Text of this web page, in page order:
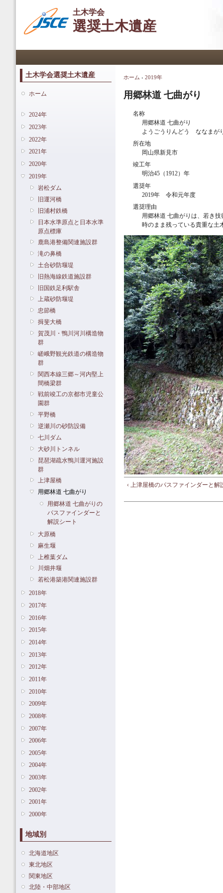
土木学会
選奨土木遺産
土木学会選奨土木遺産
ホーム
2024年
2023年
2022年
2021年
2020年
2019年
岩松ダム
旧運河橋
旧浦村鉄橋
日本水準原点と日本水準
原点標庫
鹿島港整備関連施設群
滝の鼻橋
土合砂防堰堤
旧熱海線鉄道施設群
旧国鉄足利駅舎
上蔵砂防堰堤
忠節橋
揖斐大橋
賀茂川・鴨川河川構造物
群
嵯峨野観光鉄道の構造物
群
関西本線三郷～河内堅上
間橋梁群
戦前竣工の京都市児童公
園群
平野橋
逆瀬川の砂防設備
七川ダム
大砂川トンネル
琵琶湖疏水鴨川運河施設
群
上津屋橋
用郷林道 七曲がり
用郷林道 七曲がりの
パスファインダーと
解説シート
大原橋
麻生堰
上椎葉ダム
川畑井堰
若松港築港関連施設群
2018年
2017年
2016年
2015年
2014年
2013年
2012年
2011年
2010年
2009年
2008年
2007年
2006年
2005年
2004年
2003年
2002年
2001年
2000年
地域別
北海道地区
東北地区
関東地区
北陸・中部地区
現在地
ホーム › 2019年
用郷林道 七曲がり
名称
用郷林道 七曲がり
ようごうりんどう ななまが
所在地
岡山県新見市
竣工年
明治45（1912）年
選奨年
2019年 令和元年度
選奨理由
用郷林道 七曲がりは、若き
時のまま残っている貴重な土
‹ 上津屋橋のパスファインダーと解